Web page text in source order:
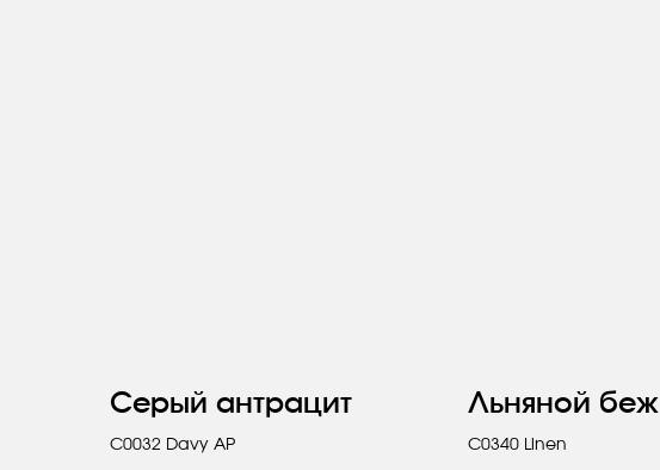
Серый антрацит
C0032 Davy AP
Льняной беж
C0340 Linen